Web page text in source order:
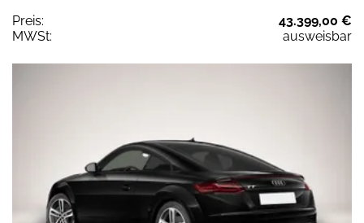
Preis:
43.399,00 €
MWSt:
ausweisbar